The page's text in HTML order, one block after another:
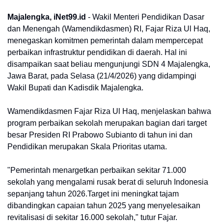
Majalengka, iNet99.id - Wakil Menteri Pendidikan Dasar
dan Menengah (Wamendikdasmen) RI, Fajar Riza Ul Haq,
menegaskan komitmen pemerintah dalam mempercepat
perbaikan infrastruktur pendidikan di daerah. Hal ini
disampaikan saat beliau mengunjungi SDN 4 Majalengka,
Jawa Barat, pada Selasa (21/4/2026) yang didampingi
Wakil Bupati dan Kadisdik Majalengka.
Wamendikdasmen Fajar Riza Ul Haq, menjelaskan bahwa
program perbaikan sekolah merupakan bagian dari target
besar Presiden RI Prabowo Subianto di tahun ini dan
Pendidikan merupakan Skala Prioritas utama.
"Pemerintah menargetkan perbaikan sekitar 71.000
sekolah yang mengalami rusak berat di seluruh Indonesia
sepanjang tahun 2026.Target ini meningkat tajam
dibandingkan capaian tahun 2025 yang menyelesaikan
revitalisasi di sekitar 16.000 sekolah," tutur Fajar.